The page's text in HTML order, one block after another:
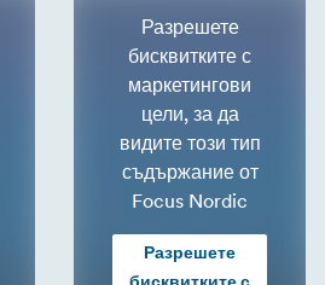
Разрешете
бисквитките с
маркетингови
цели, за да
видите този тип
съдържание от
Focus Nordic
Разрешете